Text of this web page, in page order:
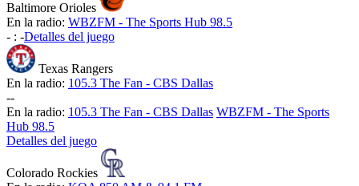
Baltimore Orioles
En la radio: WBZFM - The Sports Hub 98.5
- : -Detalles del juego
Texas Rangers
En la radio: 105.3 The Fan - CBS Dallas
--
En la radio: 105.3 The Fan - CBS Dallas WBZFM - The Sports
Hub 98.5
Detalles del juego
Colorado Rockies